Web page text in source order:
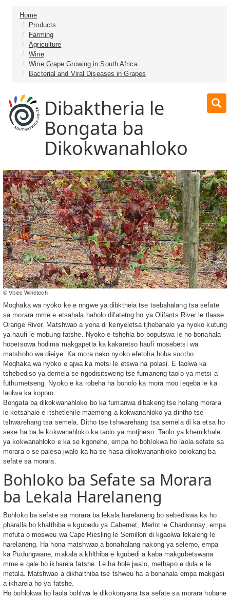
Home
Products
Farming
Agriculture
Wine
Wine Grape Growing in South Africa
Bacterial and Viral Diseases in Grapes
Dibaktheria le
Bongata ba
Dikokwanahloko
© Vitiec Winetech
Moqhaka wa nyoko ke e nngwe ya dibktheia tse tsebahalang tsa sefate
sa morara mme e etsahala haholo difatetng ho ya Olifants River le tlaase
Orange River. Matshwao a yona di kenyeletsa tjhebahalo ya nyoko kutung
ya haufi le mobung fatshe. Nyoko e tshehla bo boputswa le ho bonahala
hopetsowa hodima makgapetla ka kakaretso haufi mosebetsi wa
matshoho wa dieiye. Ka mora nako nyoko efetoha hoba sootho.
Moqhaka wa nyoko e ajwa ka metsi le etswa ha polasi. E laolwa ka
tshebediso ya demela se ngodisitsweng tse fumaneng taolo ya metsi a
futhumetseng. Nyoko e ka robeha ha bonolo ka mora moo leqeba le ka
laolwa ka koporo.
Bongata ba dikokwanahloko bo ka fumanwa dibakeng tse holang morara
le ketsahalo e itshetlehile maemong a kokwanahloko ya dintho tse
tshwarehang tsa semela. Ditho tse tshwarehang tsa semela di ka etsa ho
seke ha ba le kokwanahloko ka taolo ya motjheso. Taolo ya khemikhale
ya kokwanahloko e ka se kgonehe, empa ho bohlokwa ho laola sefate sa
morara o se palesa jwalo ka ha se hasa dikokwananhloko bolokang ba
sefate sa morara.
Bohloko ba Sefate sa Morara
ba Lekala Harelaneng
Bohloko ba sefate sa morara ba lekala harelaneng bo sebediswa ka ho
pharalla ho khalthiba e kgubedu ya Cabernet, Merlot le Chardonnay, empa
mofuta o mosweu wa Cape Riesling le Semillon di kgaolwa lekaleng le
harelaneng. Ha hona matshwao a bonahalang nakong ya selemo, empa
ka Pudungwane, makala a khlthiba e kgubedi a kaba makgubetswana
mme e qale ho ikharela fatshe. Le ha hole jwalo, methapo e dula e le
metala. Matshwao a dikhalthiba tse tshweu ha a bonahala empa makgasi
a ikharela ho ya fatshe.
Ho bohlokwa ho laola bohlwa le dikokonyana tsa sefate sa morara hobane